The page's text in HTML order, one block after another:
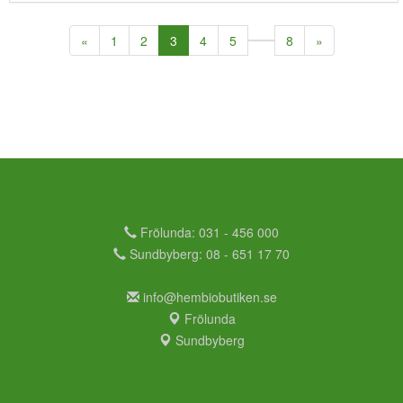
« 1 2 3(current)
4 5 8 »
Frölunda: 031 - 456 000
Sundbyberg: 08 - 651 17 70
info@hembiobutiken.se
Frölunda
Sundbyberg